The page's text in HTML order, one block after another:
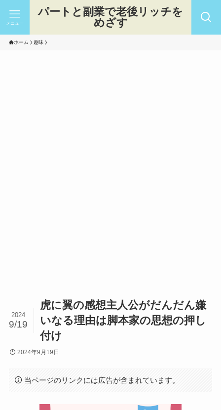
パートと副業で老後リッチを
めざす
メニュー
ホーム 趣味
虎に翼の感想主人公がだんだん嫌
いなる理由は脚本家の思想の押し
付け
2024
9/19
2024年9月19日
当ページのリンクには広告が含まれています。